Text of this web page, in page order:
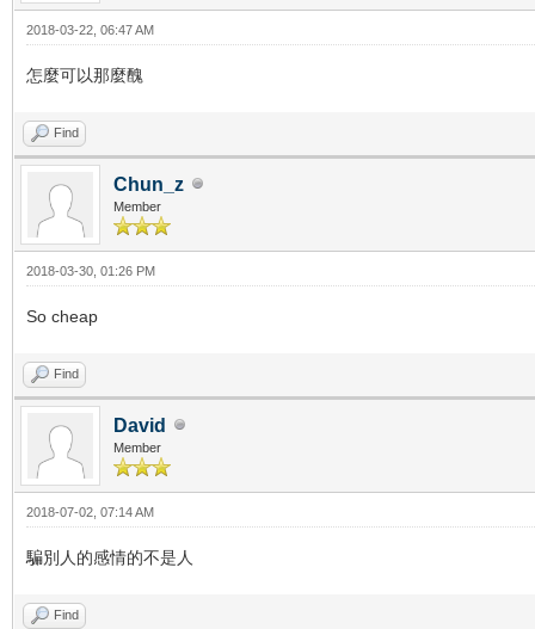
2018-03-22, 06:47 AM
怎麼可以那麼醜
Find
Chun_z
Member
2018-03-30, 01:26 PM
So cheap
Find
David
Member
2018-07-02, 07:14 AM
騙別人的感情的不是人
Find